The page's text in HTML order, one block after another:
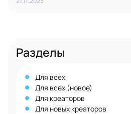
Разделы
Для всех
Для всех (новое)
Для креаторов
Для новых креаторов